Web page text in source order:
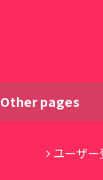
Other pages
ユーザー